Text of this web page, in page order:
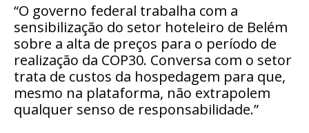
“O governo federal trabalha com a
sensibilização do setor hoteleiro de Belém
sobre a alta de preços para o período de
realização da COP30. Conversa com o setor
trata de custos da hospedagem para que,
mesmo na plataforma, não extrapolem
qualquer senso de responsabilidade.”